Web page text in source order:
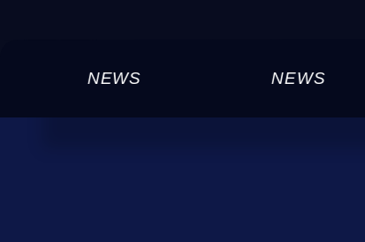
NEWS NEWS